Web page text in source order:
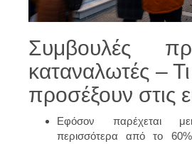
Συμβουλές
καταναλωτές –
προσέξουν στις
Εφόσον παρέχεται
περισσότερα από το